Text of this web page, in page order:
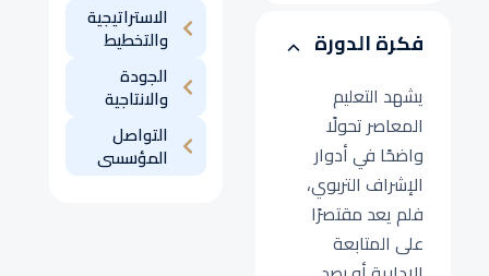
الاستراتيجية
والتخطيط
الجودة
والانتاجية
التواصل
المؤسسى
فكرة الدورة
يشهد التعليم
المعاصر تحولًا
واضحًا في أدوار
الإشراف التربوي،
فلم يعد مقتصرًا
على المتابعة